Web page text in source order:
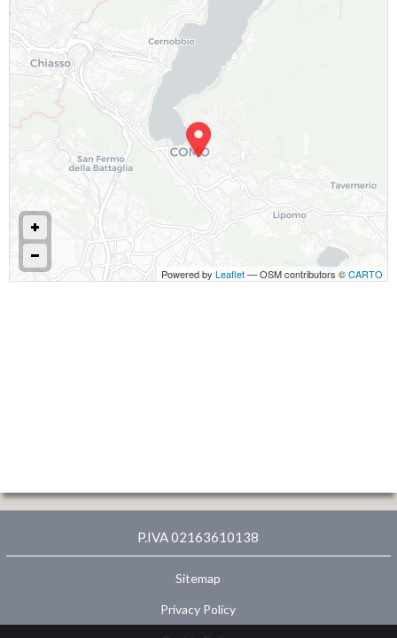
Powered by Leaflet— OSM contributors ©CARTO
P.IVA 02163610138
Sitemap
Privacy Policy